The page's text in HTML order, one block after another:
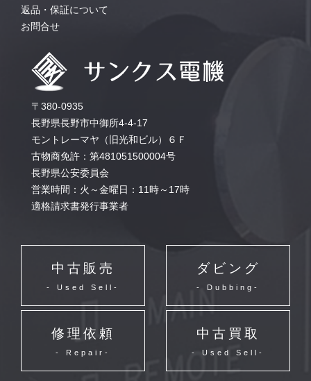
返品・保証について
お問合せ
〒380-0935
長野県長野市中御所4-4-17
モントレーマヤ（旧光和ビル）６Ｆ
古物商免許：第481051500004号
長野県公安委員会
営業時間：火～金曜日：11時～17時
適格請求書発行事業者
中古販売
- Used Sell-
ダビング
- Dubbing-
修理依頼
- Repair-
中古買取
- Used Sell-